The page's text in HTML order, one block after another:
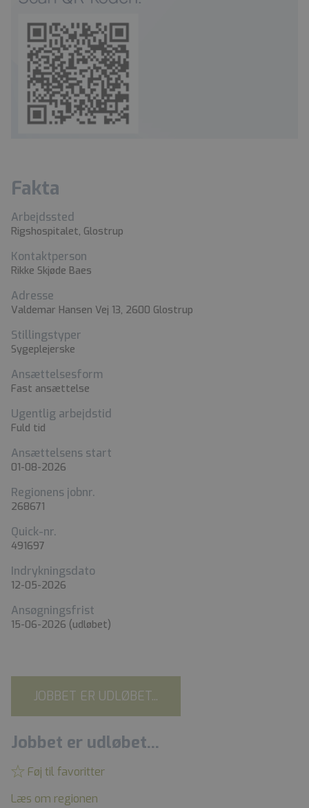
Fakta
Arbejdssted
Rigshospitalet, Glostrup
Kontaktperson
Rikke Skjøde Baes
Adresse
Valdemar Hansen Vej 13, 2600 Glostrup
Stillingstyper
Sygeplejerske
Ansættelsesform
Fast ansættelse
Ugentlig arbejdstid
Fuld tid
Ansættelsens start
01-08-2026
Regionens jobnr.
268671
Quick-nr.
491697
Indrykningsdato
12-05-2026
Ansøgningsfrist
15-06-2026 (udløbet)
JOBBET ER UDLØBET...
Jobbet er udløbet...
Føj til favoritter
Læs om regionen